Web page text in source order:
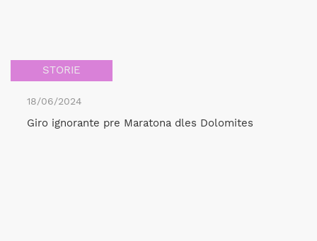
STORIE
18/06/2024
Giro ignorante pre Maratona dles Dolomites